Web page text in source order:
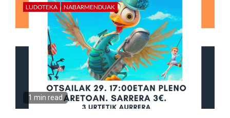
LUDOTEKA NABARMENDUAK
1 min read